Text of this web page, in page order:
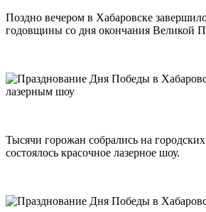
Поздно вечером в Хабаровске
годовщины со дня окончания Великой
Тысячи горожан собрались на
состоялось красочное лазерное шоу.